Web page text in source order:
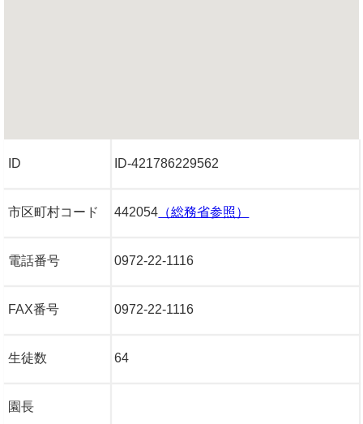
ID ID-421786229562
市区町村コード 442054 （総務省参照）
電話番号 0972-22-1116
FAX番号 0972-22-1116
生徒数 64
園長